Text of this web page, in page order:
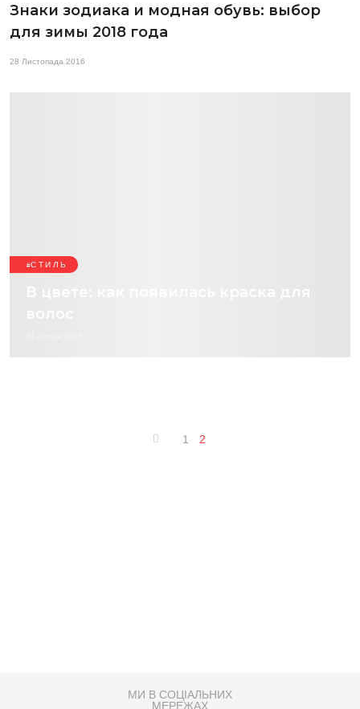
Знаки зодиака и модная обувь: выбор
для зимы 2018 года
28 Листопада 2016
СТИЛЬ
В цвете: как появилась краска для
1 2
МИ В СОЦІАЛЬНИХ
МЕРЕЖАХ